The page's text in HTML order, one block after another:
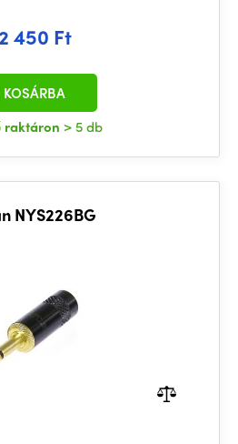
2 450 Ft
raktáron > 5 db
KOSÁRBA
NYS226BG